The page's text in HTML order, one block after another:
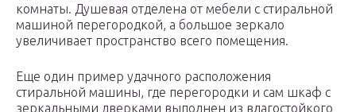
комнаты. Душевая отделена от мебели с стиральной
машиной перегородкой, а большое зеркало
увеличивает пространство всего помещения.
Еще один пример удачного расположения
стиральной машины, где перегородки и сам шкаф с
зеркальными дверками выполнен из влагостойкого